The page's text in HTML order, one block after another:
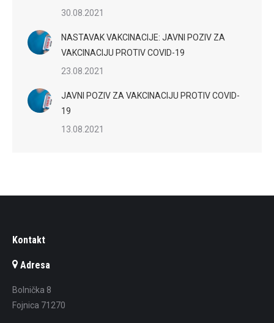
30.08.2021
NASTAVAK VAKCINACIJE: JAVNI POZIV ZA
VAKCINACIJU PROTIV COVID-19
23.08.2021
JAVNI POZIV ZA VAKCINACIJU PROTIV COVID-
19
13.08.2021
Kontakt
Adresa
Bolnička 8
Fojnica 71270